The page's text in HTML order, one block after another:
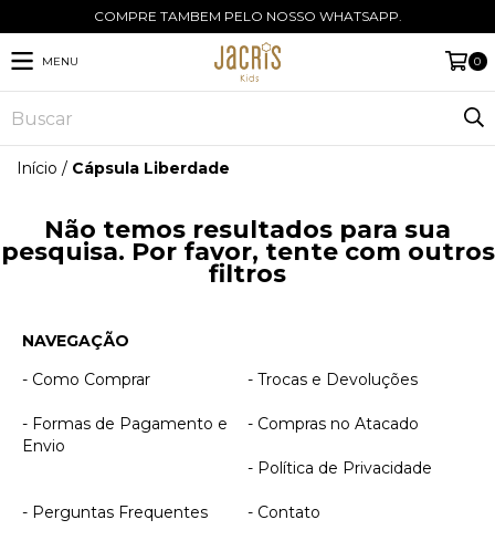
COMPRE TAMBEM PELO NOSSO WHATSAPP.
MENU 0
Início / Cápsula Liberdade
Não temos resultados para sua
pesquisa. Por favor, tente com outros
filtros
NAVEGAÇÃO
- Como Comprar
- Trocas e Devoluções
- Formas de Pagamento e
Envio
- Compras no Atacado
- Política de Privacidade
- Perguntas Frequentes - Contato